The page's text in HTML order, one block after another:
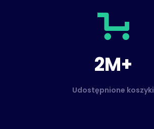
2M+
Udostępnione koszyki